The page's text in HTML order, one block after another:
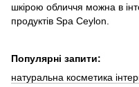
шкірою обличчя можна в
продуктів Spa Ceylon.
Популярні запити:
натуральна косметика